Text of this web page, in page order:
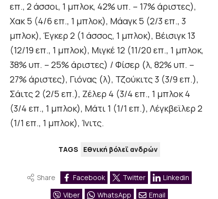
επ., 2 άσσοι, 1 μπλοκ, 42% υπ. – 17% άριστες),
Χακ 5 (4/6 επ., 1 μπλοκ), Μάαγκ 5 (2/3 επ., 3
μπλοκ), Έγκερ 2 (1 άσσος, 1 μπλοκ), Βέισιγκ 13
(12/19 επ., 1 μπλοκ), Μιγκέ 12 (11/20 επ., 1 μπλοκ,
38% υπ. – 25% άριστες) / Φίσερ (λ, 82% υπ. –
27% άριστες), Γιόνας (λ), Τζούκιτς 3 (3/9 επ.),
Σάιτς 2 (2/5 επ.), Ζέλερ 4 (3/4 επ., 1 μπλοκ 4
(3/4 επ., 1 μπλοκ), Μάτι 1 (1/1 επ.), Λέγκβεϊλερ 2
(1/1 επ., 1 μπλοκ), Ίνιτς.
TAGS Εθνική βόλεϊ ανδρών
Share Facebook Twitter
Linkedin
Viber
WhatsApp Email